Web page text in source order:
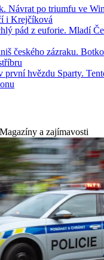
Návrat po triumfu ve
i Krejčíková
pád z euforie. Mladí
českého zázraku.
první hvězdu Sparty.
Magazíny a zajímavosti